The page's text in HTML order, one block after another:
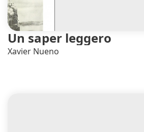
Un saper leggero
Xavier Nueno